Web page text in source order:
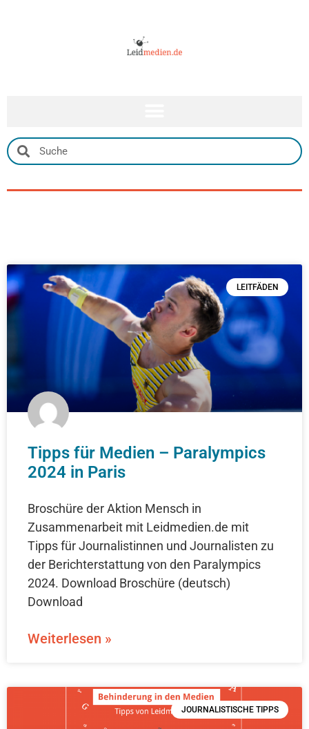
LEITFÄDEN
Tipps für Medien – Paralympics
2024 in Paris
Broschüre der Aktion Mensch in
Zusammenarbeit mit Leidmedien.de mit
Tipps für Journalistinnen und Journalisten zu
der Berichterstattung von den Paralympics
2024. Download Broschüre (deutsch)
Download
Weiterlesen »
JOURNALISTISCHE TIPPS